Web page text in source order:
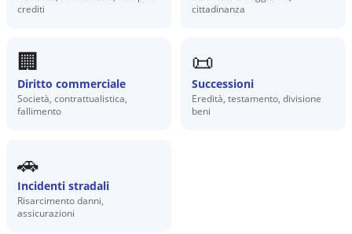
crediti
cittadinanza
🏢
Diritto commerciale
Società, contrattualistica,
fallimento
📜
Successioni
Eredità, testamento, divisione
beni
🚗
Incidenti stradali
Risarcimento danni,
assicurazioni